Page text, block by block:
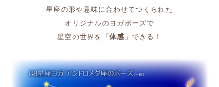
星座の形や意味に合わせてつくられた
オリジナルのヨガポーズで
星空の世界を「 体感 」できる！
FAQ